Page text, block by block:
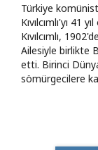
Türkiye
Kıvılcımlı'yı 41
Kıvılcımlı,
Ailesiyle birlikte
etti. Birinci
sömürgecilere